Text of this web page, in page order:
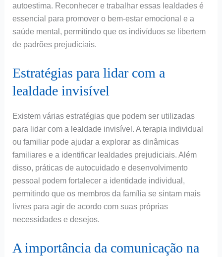
autoestima. Reconhecer e trabalhar essas lealdades é
essencial para promover o bem-estar emocional e a
saúde mental, permitindo que os indivíduos se libertem
de padrões prejudiciais.
Estratégias para lidar com a
lealdade invisível
Existem várias estratégias que podem ser utilizadas
para lidar com a lealdade invisível. A terapia individual
ou familiar pode ajudar a explorar as dinâmicas
familiares e a identificar lealdades prejudiciais. Além
disso, práticas de autocuidado e desenvolvimento
pessoal podem fortalecer a identidade individual,
permitindo que os membros da família se sintam mais
livres para agir de acordo com suas próprias
necessidades e desejos.
A importância da comunicação na